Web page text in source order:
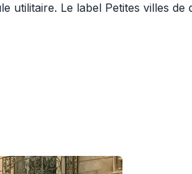
utilitaire. Le label Petites villes de